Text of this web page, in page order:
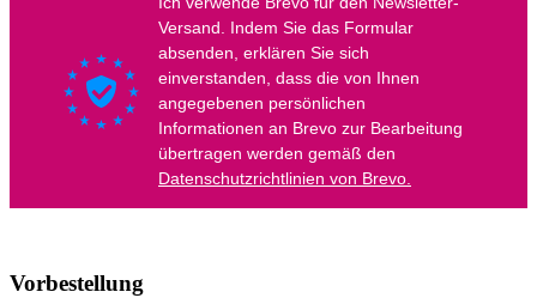
Vorbestellung